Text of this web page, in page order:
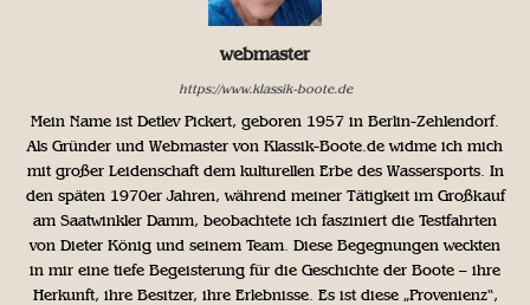
webmaster
https://www.klassik-boote.de
Mein Name ist Detlev Pickert, geboren 1957 in Berlin-Zehlendorf.
Als Gründer und Webmaster von Klassik-Boote.de widme ich mich
mit großer Leidenschaft dem kulturellen Erbe des Wassersports. In
den späten 1970er Jahren, während meiner Tätigkeit im Großkauf
am Saatwinkler Damm, beobachtete ich fasziniert die Testfahrten
von Dieter König und seinem Team. Diese Begegnungen weckten
in mir eine tiefe Begeisterung für die Geschichte der Boote – ihre
Herkunft, ihre Besitzer, ihre Erlebnisse. Es ist diese „Provenienz“,